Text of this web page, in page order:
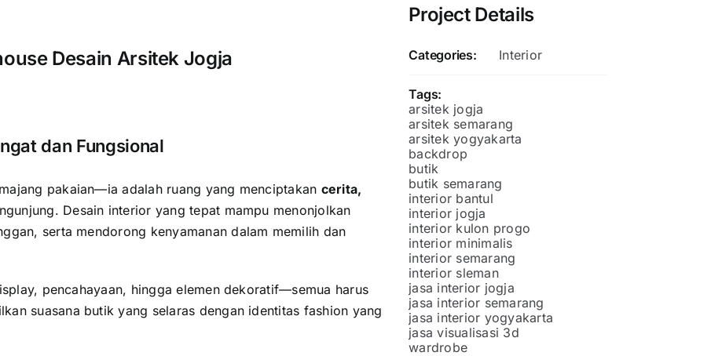
Desain Arsitek Jogja
dan Fungsional
pakaian—ia adalah ruang yang menciptakan cerita,
Desain interior yang tepat mampu menonjolkan
serta mendorong kenyamanan dalam memilih dan
pencahayaan, hingga elemen dekoratif—semua harus
suasana butik yang selaras dengan identitas fashion yang
Project Details
Categories: Interior
Tags:
arsitek jogja
arsitek semarang
arsitek yogyakarta
backdrop
butik
butik semarang
interior bantul
interior jogja
interior kulon progo
interior minimalis
interior semarang
interior sleman
jasa interior jogja
jasa interior semarang
jasa interior yogyakarta
jasa visualisasi 3d
wardrobe